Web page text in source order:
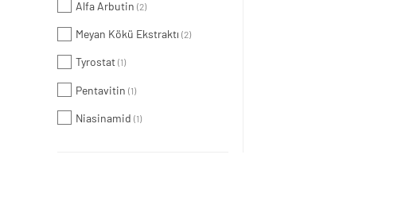
Alfa Arbutin (2)
Meyan Kökü Ekstraktı (2)
Tyrostat (1)
Pentavitin (1)
Niasinamid (1)